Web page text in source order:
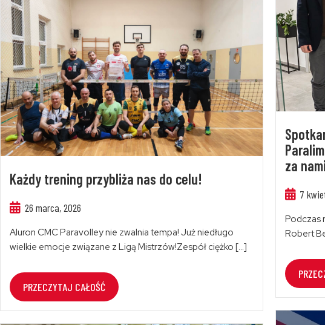
za
7
Podczas
Robert
Każdy trening przybliża nas do celu!
26 marca, 2026
Aluron CMC Paravolley nie zwalnia tempa! Już niedługo
wielkie emocje związane z Ligą Mistrzów!Zespół ciężko […]
PRZECZYTAJ CAŁOŚĆ